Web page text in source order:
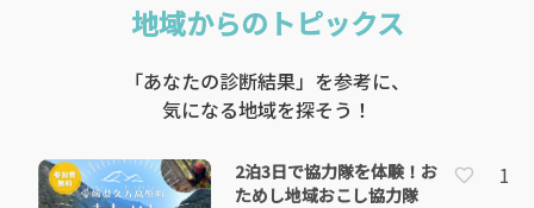
地域からのトピックス
「あなたの診断結果」を参考に、
気になる地域を探そう！
2泊3日で協力隊を体験！お
ためし地域おこし協力隊
1